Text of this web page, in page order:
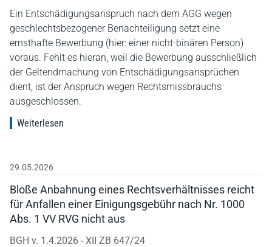
Ein Entschädigungsanspruch nach dem AGG wegen
geschlechtsbezogener Benachteiligung setzt eine
ernsthafte Bewerbung (hier: einer nicht-binären Person)
voraus. Fehlt es hieran, weil die Bewerbung ausschließlich
der Geltendmachung von Entschädigungsansprüchen
dient, ist der Anspruch wegen Rechtsmissbrauchs
ausgeschlossen.
Weiterlesen
29.05.2026
Bloße Anbahnung eines Rechtsverhältnisses reicht
für Anfallen einer Einigungsgebühr nach Nr. 1000
Abs. 1 VV RVG nicht aus
BGH v. 1.4.2026 - XII ZB 647/24